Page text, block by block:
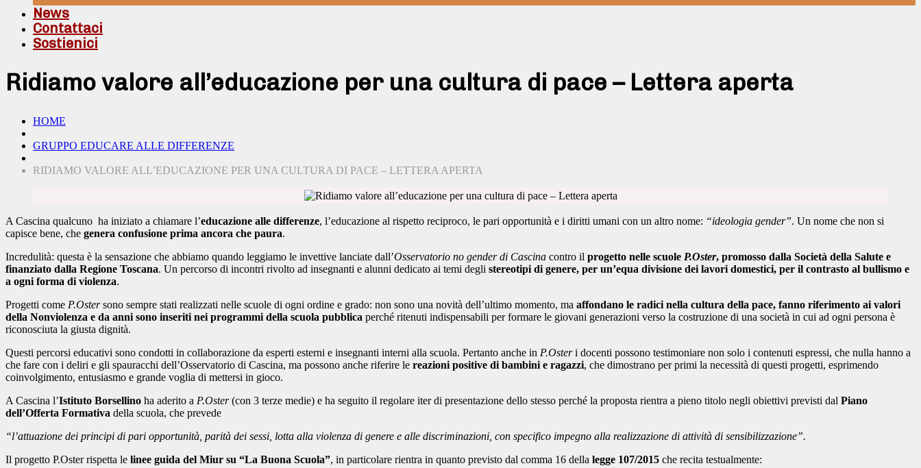
News
Contattaci
Sostienici
Ridiamo valore all’educazione per una cultura di pace – Lettera aperta
HOME
GRUPPO EDUCARE ALLE DIFFERENZE
RIDIAMO VALORE ALL’EDUCAZIONE PER UNA CULTURA DI PACE – LETTERA APERTA
A Cascina qualcuno ha iniziato a chiamare l’educazione alle differenze, l’educazione al rispetto reciproco, le pari opportunità e i diritti umani con un altro nome: “ideologia gender”. Un nome che non si
capisce bene, che genera confusione prima ancora che paura.
Incredulità: questa è la sensazione che abbiamo quando leggiamo le invettive lanciate dall’Osservatorio no gender di Cascina contro il progetto nelle scuole P.Oster, promosso dalla Società della Salute e
finanziato dalla Regione Toscana. Un percorso di incontri rivolto ad insegnanti e alunni dedicato ai temi degli stereotipi di genere, per un’equa divisione dei lavori domestici, per il contrasto al bullismo e
a ogni forma di violenza.
Progetti come P.Ostersono sempre stati realizzati nelle scuole di ogni ordine e grado: non sono una novità dell’ultimo momento, ma affondano le radici nella cultura della pace, fanno riferimento ai valori
della Nonviolenza e da anni sono inseriti nei programmi della scuola pubblica perché ritenuti indispensabili per formare le giovani generazioni verso la costruzione di una società in cui ad ogni persona è
riconosciuta la giusta dignità.
Questi percorsi educativi sono condotti in collaborazione da esperti esterni e insegnanti interni alla scuola. Pertanto anche in P.Osteri docenti possono testimoniare non solo i contenuti espressi, che nulla hanno a
che fare con i deliri e gli spauracchi dell’Osservatorio di Cascina, ma possono anche riferire le reazioni positive di bambini e ragazzi, che dimostrano per primi la necessità di questi progetti, esprimendo
coinvolgimento, entusiasmo e grande voglia di mettersi in gioco.
A Cascina l’Istituto Borsellino ha aderito a P.Oster(con 3 terze medie) e ha seguito il regolare iter di presentazione dello stesso perché la proposta rientra a pieno titolo negli obiettivi previsti dal Piano
dell’Offerta Formativa della scuola, che prevede
“l’attuazione dei principi di pari opportunità, parità dei sessi, lotta alla violenza di genere e alle discriminazioni, con specifico impegno alla realizzazione di attività di sensibilizzazione”.
Il progetto P.Oster rispetta le linee guida del Miur su “La Buona Scuola”, in particolare rientra in quanto previsto dal comma 16 della legge 107/2015 che recita testualmente: